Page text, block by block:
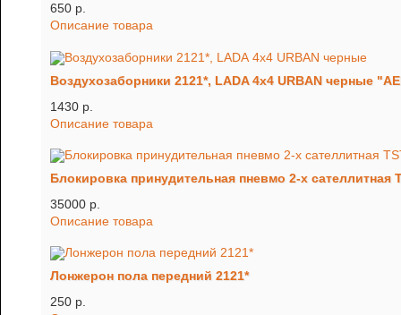
650 p.
Описание товара
Воздухозаборники 2121*, LADA 4x4 URBAN черные
1430 p.
Описание товара
Блокировка принудительная пневмо 2-х сателлитная
35000 p.
Описание товара
Лонжерон пола передний 2121*
250 p.